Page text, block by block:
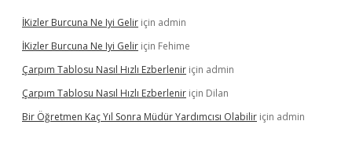
İKizler Burcuna Ne Iyi Gelir için admin
İKizler Burcuna Ne Iyi Gelir için Fehime
Çarpım Tablosu Nasıl Hızlı Ezberlenir için admin
Çarpım Tablosu Nasıl Hızlı Ezberlenir için Dilan
Bir Öğretmen Kaç Yıl Sonra Müdür Yardımcısı Olabilir için admin